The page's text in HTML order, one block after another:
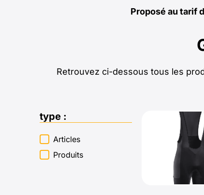
Proposé au tarif
Retrouvez ci-dessous tous les
type :
type :Articles
Produits